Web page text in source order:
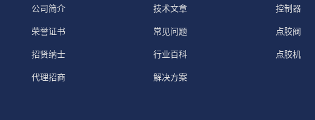
公司简介
荣誉证书
招贤纳士
代理招商
技术文章
常见问题
行业百科
解决方案
控制器
点胶阀
点胶机